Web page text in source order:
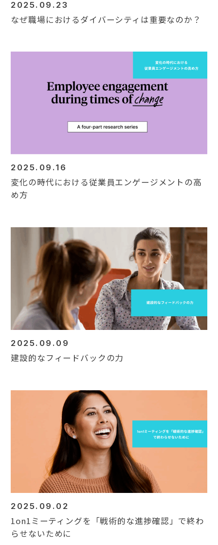
2025.09.23
なぜ職場におけるダイバーシティは重要なのか？
2025.09.16
変化の時代における従業員エンゲージメントの高
め方
2025.09.09
建設的なフィードバックの力
2025.09.02
1on1ミーティングを「戦術的な進捗確認」で終わ
らせないために